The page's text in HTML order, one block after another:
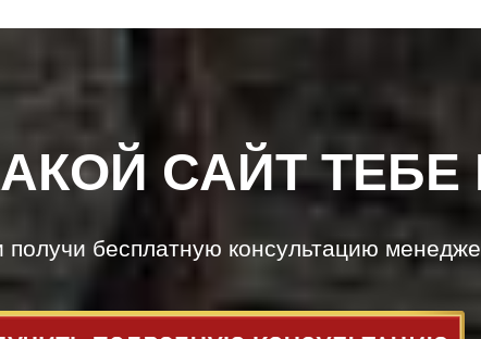
САЙТ ТЕБЕ
бесплатную консультацию